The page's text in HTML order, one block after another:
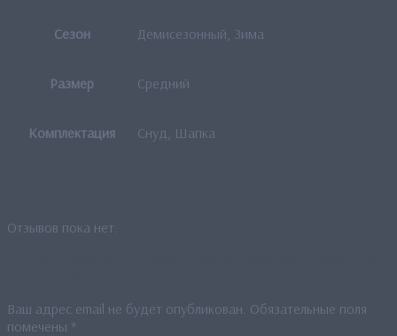
Сезон Демисезонный, Зима
Размер Средний
Комплектация Снуд, Шапка
Отзывов пока нет.
Ваш адрес email не будет опубликован. Обязательные поля
помечены *